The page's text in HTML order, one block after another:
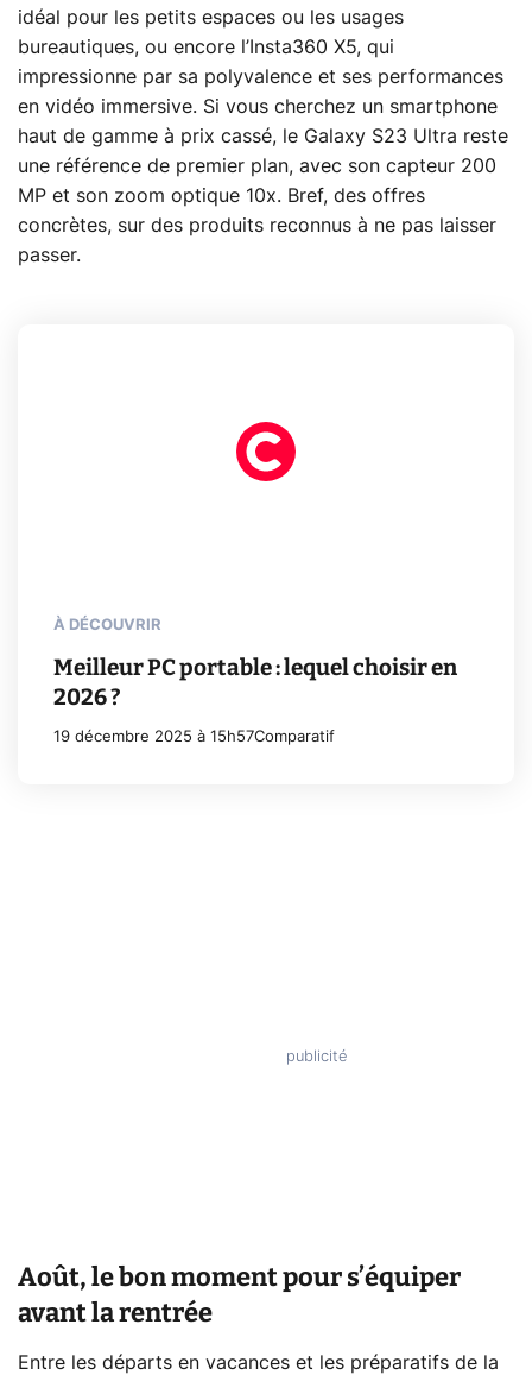
idéal pour les petits espaces ou les usages
bureautiques, ou encore l’Insta360 X5, qui
impressionne par sa polyvalence et ses performances
en vidéo immersive. Si vous cherchez un smartphone
haut de gamme à prix cassé, le Galaxy S23 Ultra reste
une référence de premier plan, avec son capteur 200
MP et son zoom optique 10x. Bref, des offres
concrètes, sur des produits reconnus à ne pas laisser
passer.
À DÉCOUVRIR
Meilleur PC portable : lequel choisir en
2026 ?
19 décembre 2025 à 15h57Comparatif
Août, le bon moment pour s’équiper
avant la rentrée
Entre les départs en vacances et les préparatifs de la